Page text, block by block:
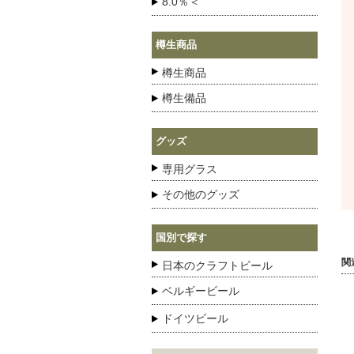
関
樽生商品
樽生商品
樽生備品
グッズ
専用グラス
その他のグッズ
国別で探す
日本のクラフトビール
ベルギービール
ドイツビール